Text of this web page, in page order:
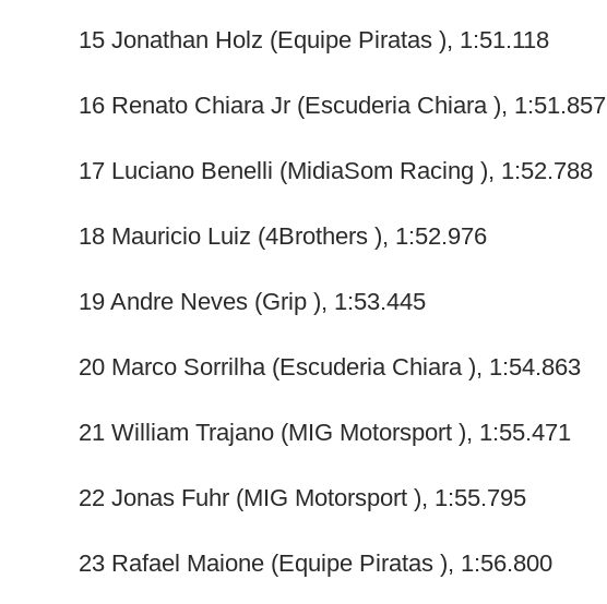
15 Jonathan Holz (Equipe Piratas ), 1:51.118
16 Renato Chiara Jr (Escuderia Chiara ), 1:51.857
17 Luciano Benelli (MidiaSom Racing ), 1:52.788
18 Mauricio Luiz (4Brothers ), 1:52.976
19 Andre Neves (Grip ), 1:53.445
20 Marco Sorrilha (Escuderia Chiara ), 1:54.863
21 William Trajano (MIG Motorsport ), 1:55.471
22 Jonas Fuhr (MIG Motorsport ), 1:55.795
23 Rafael Maione (Equipe Piratas ), 1:56.800